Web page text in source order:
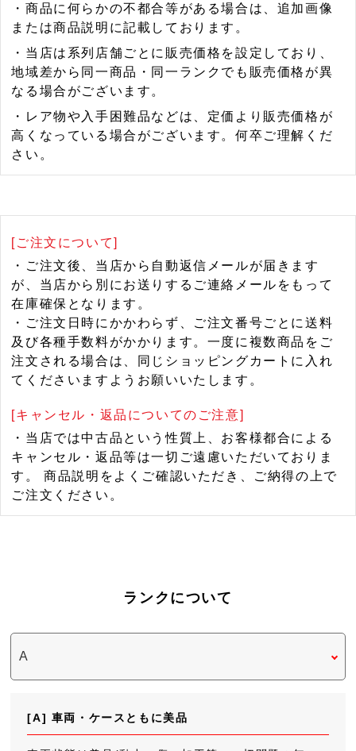
・商品に何らかの不都合等がある場合は、追加画像
または商品説明に記載しております。
・当店は系列店舗ごとに販売価格を設定しており、
地域差から同一商品・同一ランクでも販売価格が異
なる場合がございます。
・レア物や入手困難品などは、定価より販売価格が
高くなっている場合がございます。何卒ご理解くだ
さい。
[ご注文について]
・ご注文後、当店から自動返信メールが届きます
が、当店から別にお送りするご連絡メールをもって
在庫確保となります。
・ご注文日時にかかわらず、ご注文番号ごとに送料
及び各種手数料がかかります。一度に複数商品をご
注文される場合は、同じショッピングカートに入れ
てくださいますようお願いいたします。
[キャンセル・返品についてのご注意]
・当店では中古品という性質上、お客様都合による
キャンセル・返品等は一切ご遠慮いただいておりま
す。 商品説明をよくご確認いただき、ご納得の上で
ご注文ください。
ランクについて
[A] 車両・ケースともに美品